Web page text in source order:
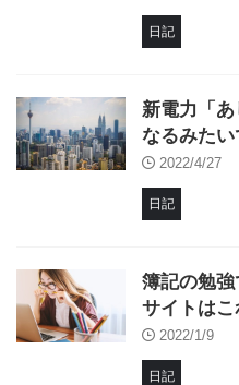
日記
新電力「
なるみたい
2022/4/27
日記
簿記の勉
サイトはこ
2022/1/9
日記